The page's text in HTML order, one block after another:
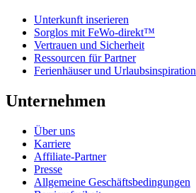
Unterkunft inserieren
Sorglos mit FeWo-direkt™
Vertrauen und Sicherheit
Ressourcen für Partner
Ferienhäuser und Urlaubsinspiration
Unternehmen
Über uns
Karriere
Affiliate-Partner
Presse
Allgemeine Geschäftsbedingungen